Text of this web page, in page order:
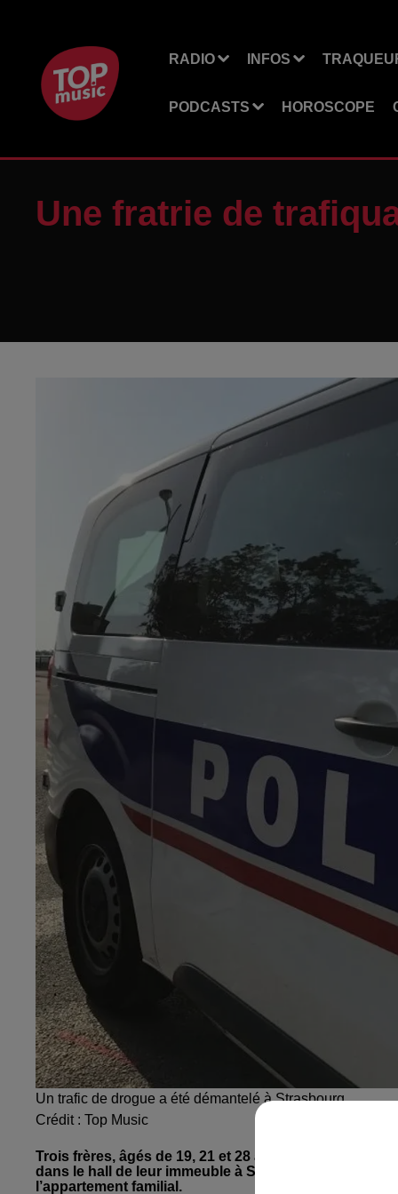
RADIO INFOS
PODCASTS HOROSCOPE
Une fratrie de
Un trafic de drogue a été démantelé à Strasbourg
Crédit : Top Music
Trois frères, âgés de 19, 21 et 28 ans seront jugés le
dans le hall de leur immeuble à Strasbourg, et
l’appartement familial.